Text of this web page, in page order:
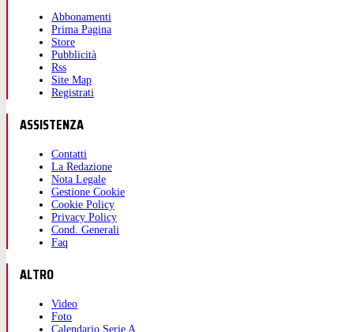
Abbonamenti
Prima Pagina
Store
Pubblicità
Rss
Site Map
Registrati
ASSISTENZA
Contatti
La Redazione
Nota Legale
Gestione Cookie
Cookie Policy
Privacy Policy
Cond. Generali
Faq
ALTRO
Video
Foto
Calendario Serie A